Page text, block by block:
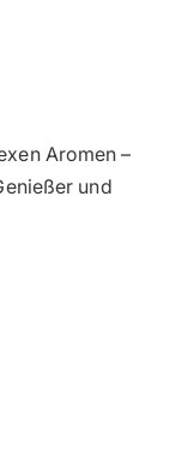
Aromen –
und